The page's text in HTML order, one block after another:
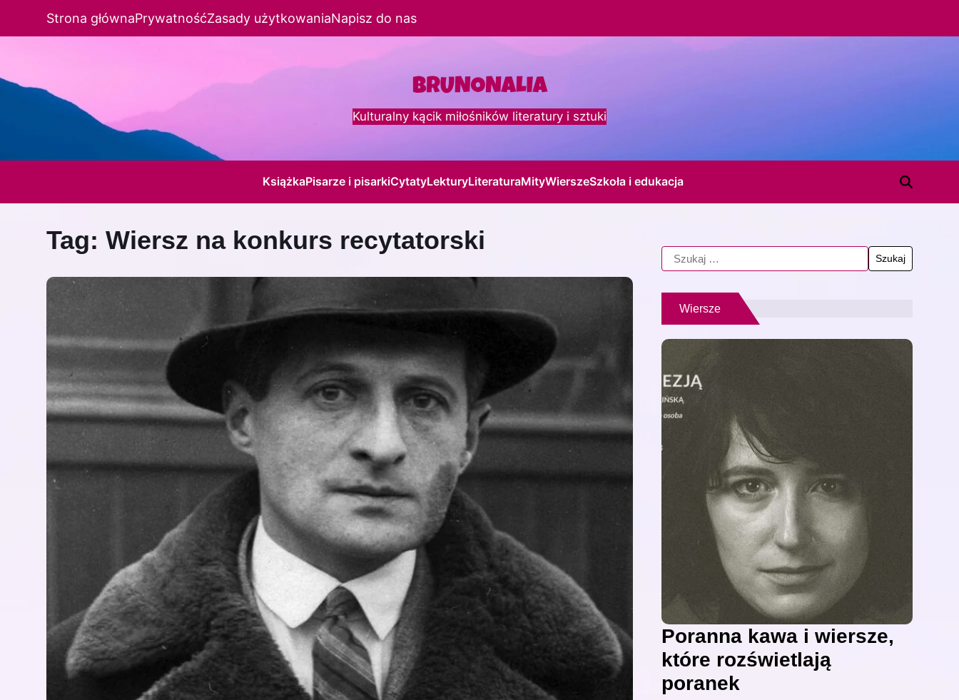
Strona głównaPrywatnośćZasady użytkowaniaNapisz do nas
Kulturalny kącik miłośników literatury i sztuki
KsiążkaPisarze i pisarkiCytatyLekturyLiteraturaMityWierszeSzkoła i edukacja
Tag: Wiersz na konkurs recytatorski
Wiersze
Poranna kawa i wiersze,
które rozświetlają
poranek